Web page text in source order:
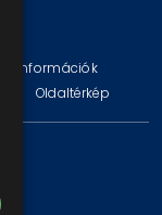
információk
Oldaltérkép